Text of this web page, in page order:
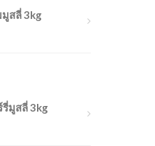
สลี่ 3kg
มูสลี่ 3kg